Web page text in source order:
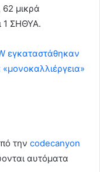
μικρά
1 ΣΗΘΥΑ.
εγκαταστάθηκαν
την codecanyon
αυτόματα